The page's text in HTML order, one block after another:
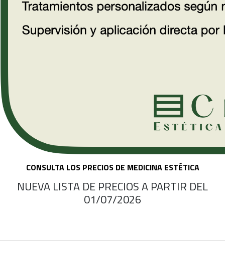
CONSULTA LOS PRECIOS DE MEDICINA ESTÉTICA
NUEVA LISTA DE PRECIOS A PARTIR DEL
01/07/2026